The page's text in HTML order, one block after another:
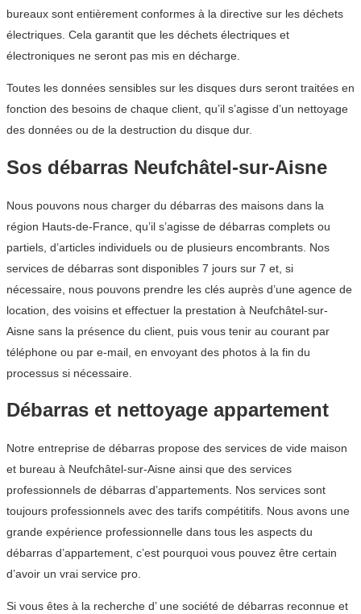
bureaux sont entièrement conformes à la directive sur les déchets
électriques. Cela garantit que les déchets électriques et
électroniques ne seront pas mis en décharge.
Toutes les données sensibles sur les disques durs seront traitées en
fonction des besoins de chaque client, qu’il s’agisse d’un nettoyage
des données ou de la destruction du disque dur.
Sos débarras Neufchâtel-sur-Aisne
Nous pouvons nous charger du débarras des maisons dans la
région Hauts-de-France, qu’il s’agisse de débarras complets ou
partiels, d’articles individuels ou de plusieurs encombrants. Nos
services de débarras sont disponibles 7 jours sur 7 et, si
nécessaire, nous pouvons prendre les clés auprès d’une agence de
location, des voisins et effectuer la prestation à Neufchâtel-sur-
Aisne sans la présence du client, puis vous tenir au courant par
téléphone ou par e-mail, en envoyant des photos à la fin du
processus si nécessaire.
Débarras et nettoyage appartement
Notre entreprise de débarras propose des services de vide maison
et bureau à Neufchâtel-sur-Aisne ainsi que des services
professionnels de débarras d’appartements. Nos services sont
toujours professionnels avec des tarifs compétitifs. Nous avons une
grande expérience professionnelle dans tous les aspects du
débarras d’appartement, c’est pourquoi vous pouvez être certain
d’avoir un vrai service pro.
Si vous êtes à la recherche d’ une société de débarras reconnue et